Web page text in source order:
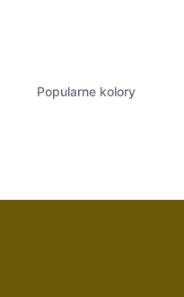
Popularne kolory